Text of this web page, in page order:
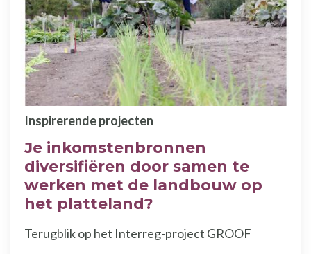
Je inkomstenbronnen
diversifiëren door samen te
werken met de landbouw op
het platteland?
Inspirerende projecten
Terugblik op het Interreg-project GROOF